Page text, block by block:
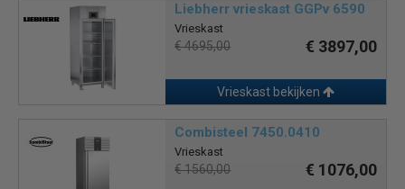
Liebherr vrieskast GGPv 6590
Vrieskast
€ 4695,00 € 3897,00
Vrieskast bekijken
Combisteel 7450.0410
Vrieskast
€ 1560,00 € 1076,00